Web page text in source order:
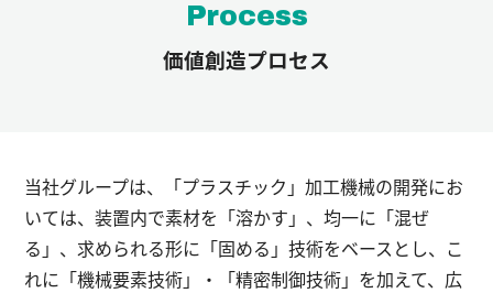
Process
価値創造プロセス
当社グループは、「プラスチック」加工機械の開発にお
いては、装置内で素材を「溶かす」、均一に「混ぜ
る」、求められる形に「固める」技術をベースとし、こ
れに「機械要素技術」・「精密制御技術」を加えて、広